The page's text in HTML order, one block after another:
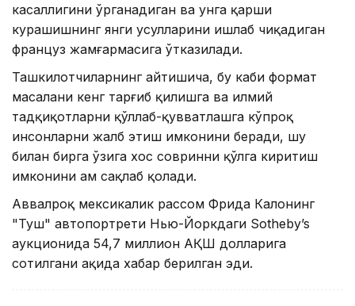
касаллигини ўрганадиган ва унга қарши
курашишнинг янги усулларини ишлаб чиқадиган
француз жамғармасига ўтказилади.
Ташкилотчиларнинг айтишича, бу каби формат
масалани кенг тарғиб қилишга ва илмий
тадқиқотларни қўллаб-қувватлашга кўпроқ
инсонларни жалб этиш имконини беради, шу
билан бирга ўзига хос совринни қўлга киритиш
имконини ҳам сақлаб қолади.
Аввалроқ мексикалик рассом Фрида Калонинг
"Туш" автопортрети Нью-Йоркдаги Sotheby’s
аукционида 54,7 миллион АҚШ долларига
сотилгани ҳақида хабар берилган эди.